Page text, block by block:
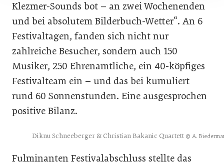
Klezmer-Sounds bot – an zwei Wochenenden
und bei absolutem Bilderbuch-Wetter“. An 6
Festivaltagen, fanden sich nicht nur
zahlreiche Besucher, sondern auch 150
Musiker, 250 Ehrenamtliche, ein 40-köpfiges
Festivalteam ein – und das bei kumuliert
rund 60 Sonnenstunden. Eine ausgesprochen
positive Bilanz.
Diknu Schneeberger & Christian Bakanic Quartett © A.
Fulminanten Festivalabschluss stellte das